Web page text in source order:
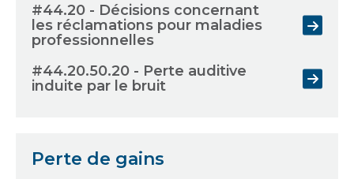
#44.20 - Décisions concernant
les réclamations pour maladies
professionnelles
#44.20.50.20 - Perte auditive
induite par le bruit
Perte de gains